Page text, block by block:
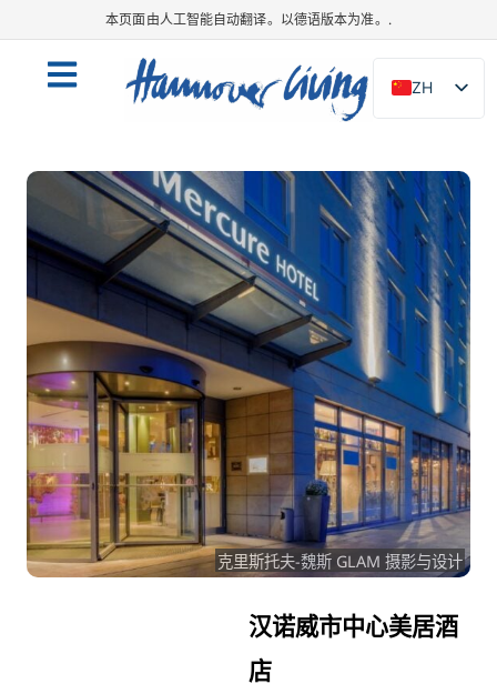
本页面由人工智能自动翻译。以德语版本为准。.
ZH
DE
NL
PL
ES
IT
SV
FR
PT
TR
RU
FI
JA
克里斯托夫-魏斯 GLAM 摄影与设计
汉诺威市中心美居酒
店